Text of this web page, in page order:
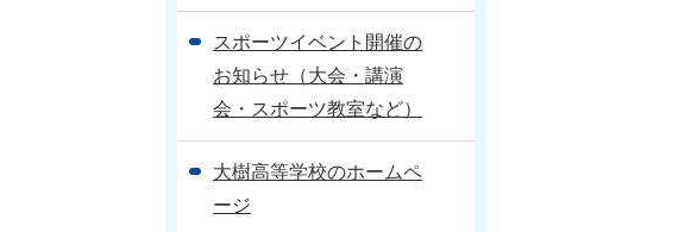
スポーツイベント開催の
お知らせ（大会・講演
会・スポーツ教室など）
大樹高等学校のホームペ
ージ